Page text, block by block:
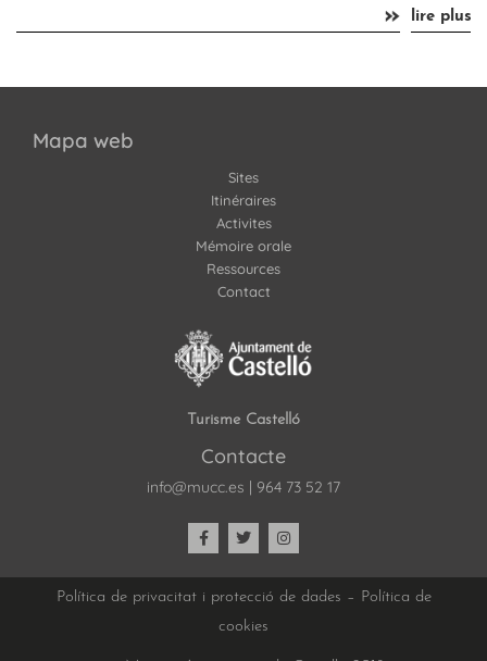
»
Mapa web
Sites
Itinéraires
Activites
Mémoire orale
Ressources
Contact
Turisme Castelló
Contacte
info@mucc.es | 964 73 52 17
Política de privacitat i protecció de dades – Política de
cookies